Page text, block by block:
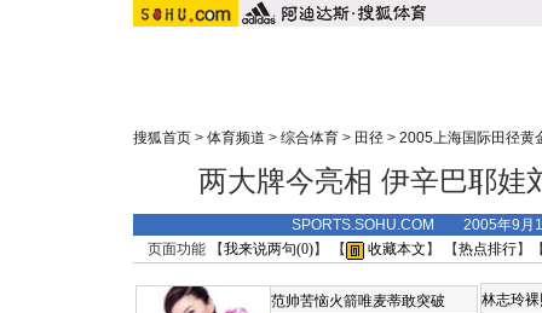
搜狐首页 > 体育频道 > 综合体育 > 田径 > 2005上海国际田径黄
两大牌今亮相 伊辛巴耶娃
SPORTS.SOHU.COM 2005年9月
页面功能 【我来说两句(0)】 【 收藏本文 】 【热点排行】
范帅苦恼火箭唯麦蒂敢突破
林志玲